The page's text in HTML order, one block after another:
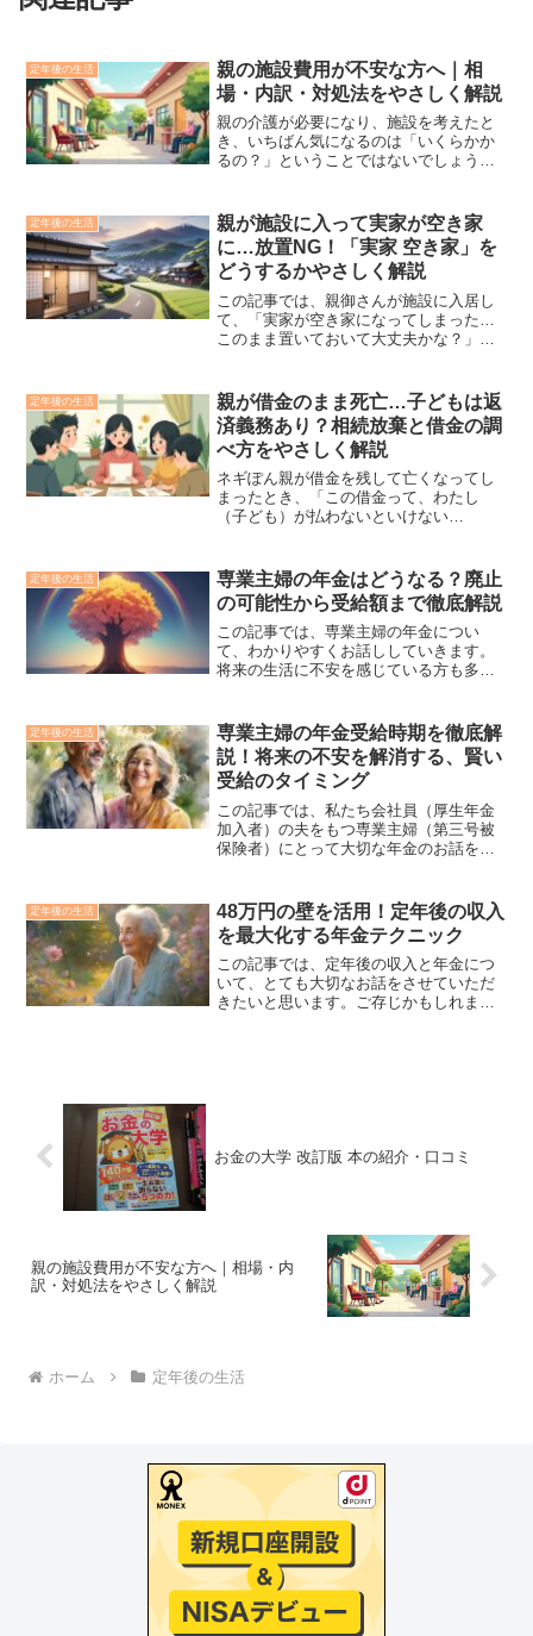
定年後の生活
親の施設費用が不安な方へ｜相
場・内訳・対処法をやさしく解説
親の介護が必要になり、施設を考えたと
き、いちばん気になるのは「いくらかか
るの？」ということではないでしょう
す。この記事では、親の施設費用につい
て、相場・内訳・払えない時の...
定年後の生活
親が施設に入って実家が空き家
に…放置NG！「実家 空き家」を
どうするかやさしく解説
この記事では、親御さんが施設に入居し
て、「実家が空き家になってしまった…
このまま置いておいて大丈夫かな？」と
不動産の売却なら「ワケガイ」まずは
「放置しない」が大前提！実...
定年後の生活
親が借金のまま死亡…子どもは返
済義務あり？相続放棄と借金の調
べ方をやさしく解説
ネギぽん親が借金を残して亡くなってし
まったとき、「この借金って、わたし
（子ども）が払わないといけない
ばチャン♪この記事では、親が残した借金
について悩んでいる方に向けて、...
定年後の生活
専業主婦の年金はどうなる？廃止
の可能性から受給額まで徹底解説
この記事では、専業主婦の年金につい
て、わかりやすくお話ししていきます。
将来の生活に不安を感じている方も多い
運営するＦＰ無料相談はこちら家計見直
しに特化したFP無料相談...
定年後の生活
専業主婦の年金受給時期を徹底解
説！将来の不安を解消する、賢い
受給のタイミング
この記事では、私たち会社員（厚生年金
加入者）の夫をもつ専業主婦（第三号被
保険者）にとって大切な年金のお話をし
緒に理解を深めていきましょう。▼リク
ルートが運営する無料FP...
定年後の生活
48万円の壁を活用！定年後の収入
を最大化する年金テクニック
この記事では、定年後の収入と年金につ
いて、とても大切なお話をさせていただ
きたいと思います。ご存じかもしれませ
お金の大学 改訂版 本の紹介・口コミ
親の施設費用が不安な方へ｜相場・内
訳・対処法をやさしく解説
ホーム 定年後の生活